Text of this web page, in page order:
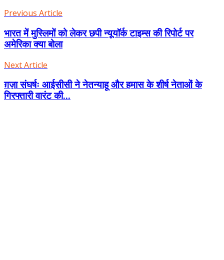
Previous Article
भारत में मुस्लिमों को लेकर छपी न्यूयॉर्क टाइम्स की रिपोर्ट पर
अमेरिका क्या बोला
Next Article
ग़ज़ा संघर्षः आईसीसी ने नेतन्याहू और हमास के शीर्ष नेताओं के
गिरफ्तारी वारंट की...